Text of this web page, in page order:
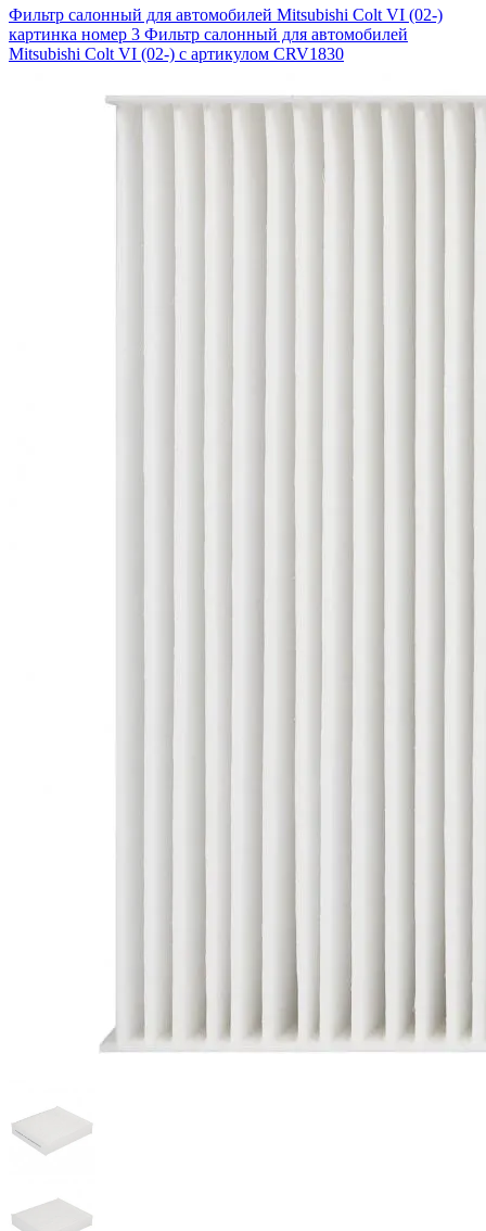
Фильтр салонный для автомобилей Mitsubishi Colt VI (02-)
картинка номер 3 Фильтр салонный для автомобилей
Mitsubishi Colt VI (02-) с артикулом CRV1830